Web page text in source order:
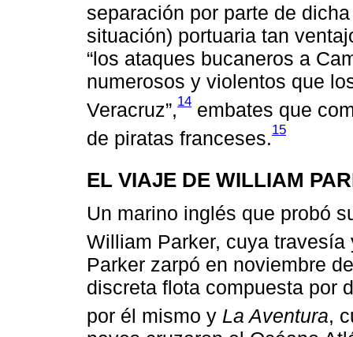
separación por parte de
situación) portuaria tan
“los ataques bucaneros a
numerosos y violentos que
Veracruz”,14 embates que
de piratas franceses.15
EL VIAJE DE WILLIAM
Un marino inglés que probó
William Parker, cuya
Parker zarpó en noviembre
discreta flota compuesta por
por él mismo y La Aventura,